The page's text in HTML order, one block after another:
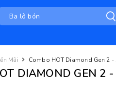
Mãi Combo HOT Diamond Gen 2 -
DIAMOND GEN 2